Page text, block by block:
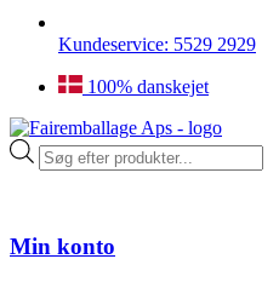
Kundeservice: 5529 2929
100% danskejet
Products
search
Min konto